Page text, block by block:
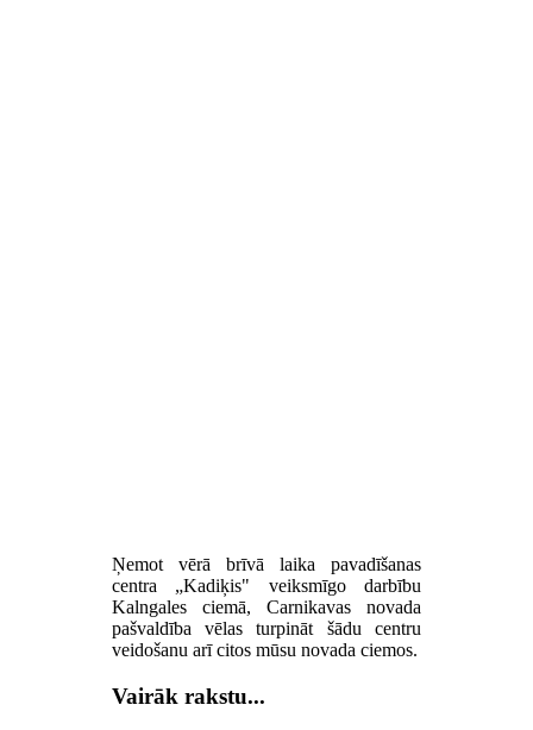
Ņemot vērā brīvā laika pavadīšanas
centra „Kadiķis" veiksmīgo darbību
Kalngales ciemā, Carnikavas novada
pašvaldība vēlas turpināt šādu centru
veidošanu arī citos mūsu novada ciemos.
Vairāk rakstu...